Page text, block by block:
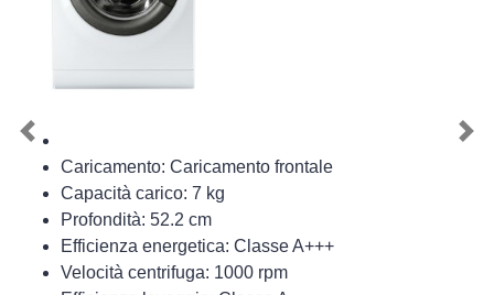
Caricamento: Caricamento frontale
Capacità carico: 7 kg
Profondità: 52.2 cm
Efficienza energetica: Classe A+++
Velocità centrifuga: 1000 rpm
Previous